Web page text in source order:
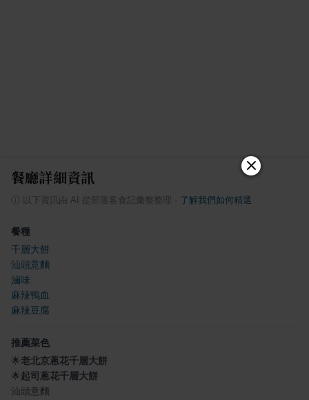
餐廳詳細資訊
以下資訊由 AI 從部落客食記彙整整理 了解我們如何精選
餐種
千層大餅
汕頭意麵
滷味
麻辣鴨血
麻辣豆腐
推薦菜色
🌟老北京蔥花千層大餅
🌟起司蔥花千層大餅
汕頭意麵